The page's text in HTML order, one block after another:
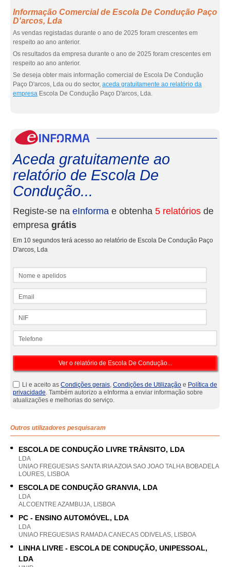
Informação Comercial de Escola De Condução Paço
D'arcos, Lda
As vendas registadas durante o ano de 2025 foram crescentes em
respeito ao ano anterior.
Os resultados da empresa durante o ano de 2025 foram crescentes em
respeito ao ano anterior.
Se deseja obter mais informação comercial de Escola De Condução
Paço D'arcos, Lda ou do sector, aceda gratuitamente ao relatório da
empresa Escola De Condução Paço D'arcos, Lda.
Aceda gratuitamente ao
relatório de Escola De
Condução...
Registe-se na eInforma e obtenha 5 relatórios de
empresa grátis
Em 10 segundos terá acesso ao relatório de Escola De Condução Paço
D'arcos, Lda
Li e aceito as Condições gerais, Condições de Utilização e Política de
privacidade. Também autorizo a eInforma a enviar informação sobre
atualizações e melhorias do serviço.
Outros utilizadores pesquisaram
ESCOLA DE CONDUÇÃO LIVRE TRÂNSITO, LDA
LDA
UNIAO FREGUESIAS SANTA IRIA AZOIA SAO JOAO TALHA BOBADELA
LOURES, LISBOA
ESCOLA DE CONDUÇÃO GRANVIA, LDA
LDA
ALCOENTRE AZAMBUJA, LISBOA
PC - ENSINO AUTOMÓVEL, LDA
LDA
UNIAO FREGUESIAS RAMADA CANECAS ODIVELAS, LISBOA
LINHA LIVRE - ESCOLA DE CONDUÇÃO, UNIPESSOAL,
LDA